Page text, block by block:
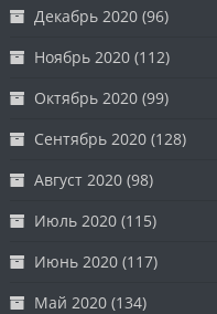
Декабрь 2020 (96)
Ноябрь 2020 (112)
Октябрь 2020 (99)
Сентябрь 2020 (128)
Август 2020 (98)
Июль 2020 (115)
Июнь 2020 (117)
Май 2020 (134)